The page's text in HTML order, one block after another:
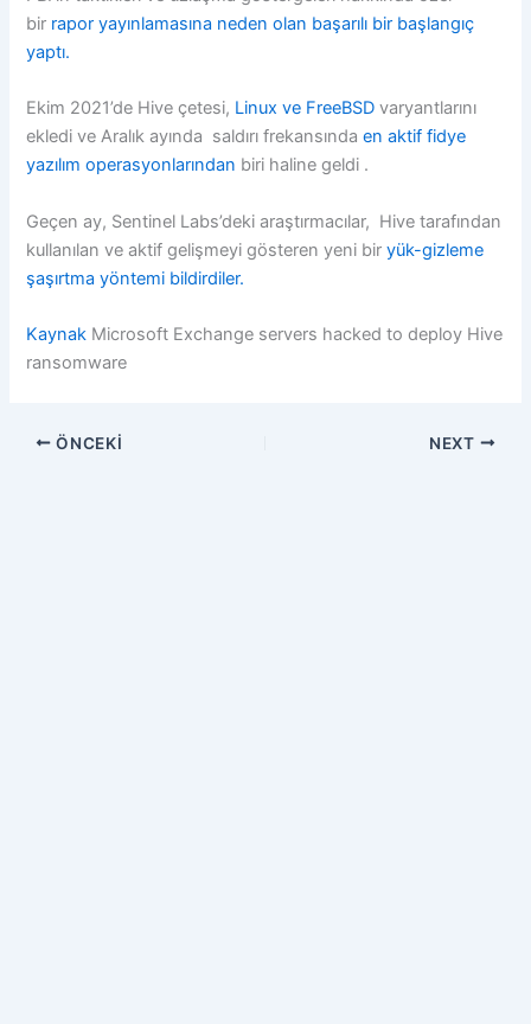
bir rapor yayınlamasına neden olan başarılı bir başlangıç ​​
yaptı.
Ekim 2021’de Hive çetesi, Linux ve FreeBSD varyantlarını
ekledi ve Aralık ayında saldırı frekansındaen aktif fidye
yazılım operasyonlarından biri haline geldi .
Geçen ay, Sentinel Labs’deki araştırmacılar, Hive tarafından
kullanılan ve aktif gelişmeyi gösteren yeni biryük-gizleme
şaşırtma yöntemi bildirdiler.
Kaynak Microsoft Exchange servers hacked to deploy Hive
ransomware
ÖNCEKI NEXT